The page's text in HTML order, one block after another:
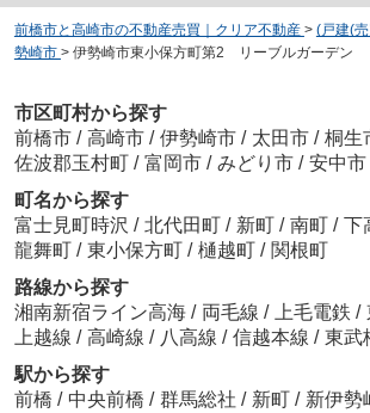
前橋市と高崎市の不動産売買｜クリア不動産 > (戸建(
勢崎市 > 伊勢崎市東小保方町第2 リーブルガーデン
市区町村から探す
前橋市 / 高崎市 / 伊勢崎市 / 太田市 / 桐生
佐波郡玉村町 / 富岡市 / みどり市 / 安中市
町名から探す
富士見町時沢 / 北代田町 / 新町 / 南町 / 下
龍舞町 / 東小保方町 / 樋越町 / 関根町
路線から探す
湘南新宿ライン高海 / 両毛線 / 上毛電鉄 /
上越線 / 高崎線 / 八高線 / 信越本線 / 東武
駅から探す
前橋 / 中央前橋 / 群馬総社 / 新町 / 新伊勢